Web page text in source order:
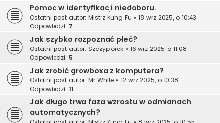
Pomoc w identyfikacji niedoboru.
Ostatni post autor: Mistrz Kung Fu « 18 wrz 2025, o 10:43
Odpowiedzi: 7
Jak szybko rozpoznać płeć?
Ostatni post autor: Szczypiorek « 16 wrz 2025, o 11:08
Odpowiedzi: 5
Jak zrobić growboxa z komputera?
Ostatni post autor: Mr White « 12 wrz 2025, o 10:38
Odpowiedzi: 11
Jak długo trwa faza wzrostu w odmianach
automatycznych?